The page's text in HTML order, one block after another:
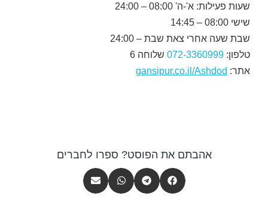
שעות פעילות: א'-ה' 08:00 – 24:00
שישי 08:00 – 14:45
שבת שעה אחרי צאת שבת – 24:00
טלפון: 072-3360999 שלוחה 6
אתר: gansipur.co.il/Ashdod
אהבתם את הפוסט? ספרו לחברים